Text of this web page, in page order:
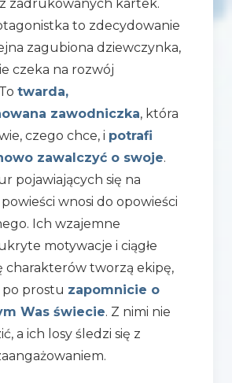
zadrukowanych kartek.
to zdecydowanie
zagubiona dziewczynka,
czeka na rozwój
twarda,
zawodniczka, która
czego chce, i potrafi
zawalczyć o swoje.
pojawiających się na
wnosi do opowieści
Ich wzajemne
motywacje i ciągłe
charakterów tworzą ekipę,
prostu zapomnicie o
Was świecie. Z nimi nie
a ich losy śledzi się z